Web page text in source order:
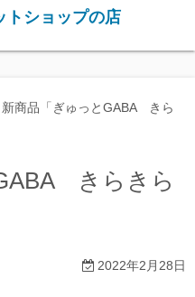
ショップの店
新商品「ぎゅっとGABA きら
きらきら
2022年2月28日